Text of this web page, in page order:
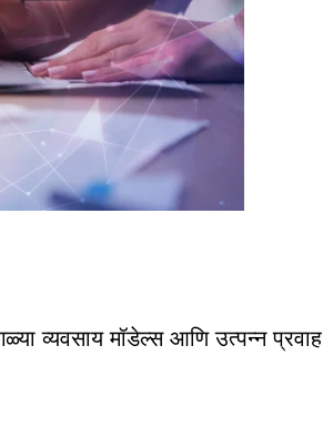
व्यवसाय मॉडेल्स आणि उत्पन्न प्रवाह